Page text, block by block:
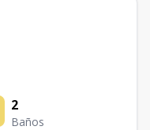
2
Baños